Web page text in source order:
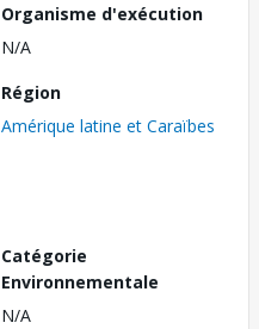
Organisme d'exécution
N/A
Région
Amérique latine et Caraïbes
Catégorie
Environnementale
N/A